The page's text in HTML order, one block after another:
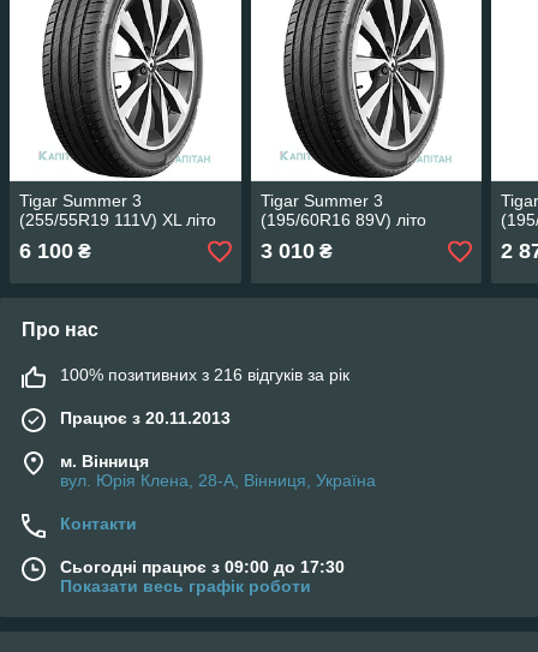
Tigar Summer 3
(255/55R19 111V) XL літо
6 100 ₴
Tigar Summer 3
(195/60R16 89V) літо
3 010₴ 2
Про нас
100% позитивних з 216 відгуків за рік
Працює з 20.11.2013
м. Вінниця
вул. Юрія Клена, 28-А, Вінниця, Україна
Контакти
Сьогодні працює з 09:00 до 17:30
Показати весь графік роботи